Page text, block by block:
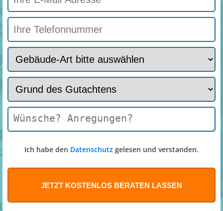
Ich habe den Datenschutz gelesen und verstanden.